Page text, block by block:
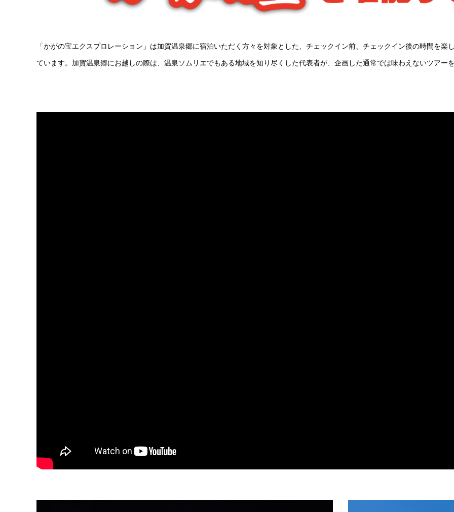
「かがの宝エクスプロレーション」は加賀温泉郷に宿泊いただく方々を対象とした、チェックイン前、チェックイン後の時間を
ています。加賀温泉郷にお越しの際は、温泉ソムリエでもある地域を知り尽くした代表者が、企画した通常では味わえないツアー